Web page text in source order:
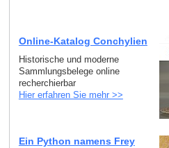
Online-Katalog Conchylien
Historische und moderne
Sammlungsbelege online
recherchierbar
Hier erfahren Sie mehr >>
Ein Python namens Frey